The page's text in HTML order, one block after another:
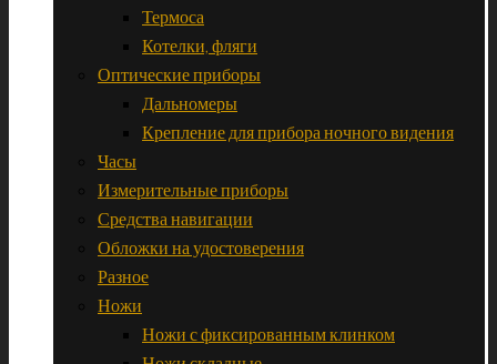
Термоса
Котелки, фляги
Оптические приборы
Дальномеры
Крепление для прибора ночного видения
Часы
Измерительные приборы
Средства навигации
Обложки на удостоверения
Разное
Ножи
Ножи с фиксированным клинком